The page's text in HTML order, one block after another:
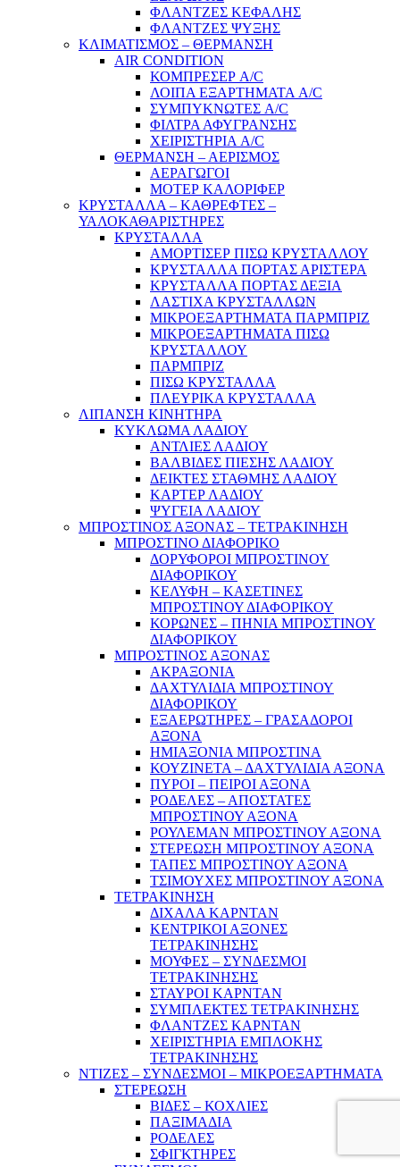
ΦΛΑΝΤΖΕΣ ΚΕΦΑΛΗΣ
ΦΛΑΝΤΖΕΣ ΨΥΞΗΣ
ΚΛΙΜΑΤΙΣΜΟΣ – ΘΕΡΜΑΝΣΗ
AIR CONDITION
ΚΟΜΠΡΕΣΕΡ A/C
ΛΟΙΠΑ ΕΞΑΡΤΗΜΑΤΑ A/C
ΣΥΜΠΥΚΝΩΤΕΣ A/C
ΦΙΛΤΡΑ ΑΦΥΓΡΑΝΣΗΣ
ΧΕΙΡΙΣΤΗΡΙΑ A/C
ΘΕΡΜΑΝΣΗ – ΑΕΡΙΣΜΟΣ
ΑΕΡΑΓΩΓΟΙ
ΜΟΤΕΡ ΚΑΛΟΡΙΦΕΡ
ΚΡΥΣΤΑΛΛΑ – ΚΑΘΡΕΦΤΕΣ –
ΥΑΛΟΚΑΘΑΡΙΣΤΗΡΕΣ
ΚΡΥΣΤΑΛΛΑ
ΑΜΟΡΤΙΣΕΡ ΠΙΣΩ ΚΡΥΣΤΑΛΛΟΥ
ΚΡΥΣΤΑΛΛΑ ΠΟΡΤΑΣ ΑΡΙΣΤΕΡΑ
ΚΡΥΣΤΑΛΛΑ ΠΟΡΤΑΣ ΔΕΞΙΑ
ΛΑΣΤΙΧΑ ΚΡΥΣΤΑΛΛΩΝ
ΜΙΚΡΟΕΞΑΡΤΗΜΑΤΑ ΠΑΡΜΠΡΙΖ
ΜΙΚΡΟΕΞΑΡΤΗΜΑΤΑ ΠΙΣΩ
ΚΡΥΣΤΑΛΛΟΥ
ΠΑΡΜΠΡΙΖ
ΠΙΣΩ ΚΡΥΣΤΑΛΛΑ
ΠΛΕΥΡΙΚΑ ΚΡΥΣΤΑΛΛΑ
ΛΙΠΑΝΣΗ ΚΙΝΗΤΗΡΑ
ΚΥΚΛΩΜΑ ΛΑΔΙΟΥ
ΑΝΤΛΙΕΣ ΛΑΔΙΟΥ
ΒΑΛΒΙΔΕΣ ΠΙΕΣΗΣ ΛΑΔΙΟΥ
ΔΕΙΚΤΕΣ ΣΤΑΘΜΗΣ ΛΑΔΙΟΥ
ΚΑΡΤΕΡ ΛΑΔΙΟΥ
ΨΥΓΕΙΑ ΛΑΔΙΟΥ
ΜΠΡΟΣΤΙΝΟΣ ΑΞΟΝΑΣ – ΤΕΤΡΑΚΙΝΗΣΗ
ΜΠΡΟΣΤΙΝΟ ΔΙΑΦΟΡΙΚΟ
ΔΟΡΥΦΟΡΟΙ ΜΠΡΟΣΤΙΝΟΥ
ΔΙΑΦΟΡΙΚΟΥ
ΚΕΛΥΦΗ – ΚΑΣΕΤΙΝΕΣ
ΜΠΡΟΣΤΙΝΟΥ ΔΙΑΦΟΡΙΚΟΥ
ΚΟΡΩΝΕΣ – ΠΗΝΙΑ ΜΠΡΟΣΤΙΝΟΥ
ΔΙΑΦΟΡΙΚΟΥ
ΜΠΡΟΣΤΙΝΟΣ ΑΞΟΝΑΣ
ΑΚΡΑΞΟΝΙΑ
ΔΑΧΤΥΛΙΔΙΑ ΜΠΡΟΣΤΙΝΟΥ
ΔΙΑΦΟΡΙΚΟΥ
ΕΞΑΕΡΩΤΗΡΕΣ – ΓΡΑΣΑΔΟΡΟΙ
ΑΞΟΝΑ
ΗΜΙΑΞΟΝΙΑ ΜΠΡΟΣΤΙΝΑ
ΚΟΥΖΙΝΕΤΑ – ΔΑΧΤΥΛΙΔΙΑ ΑΞΟΝΑ
ΠΥΡΟΙ – ΠΕΙΡΟΙ ΑΞΟΝΑ
ΡΟΔΕΛΕΣ – ΑΠΟΣΤΑΤΕΣ
ΜΠΡΟΣΤΙΝΟΥ ΑΞΟΝΑ
ΡΟΥΛΕΜΑΝ ΜΠΡΟΣΤΙΝΟΥ ΑΞΟΝΑ
ΣΤΕΡΕΩΣΗ ΜΠΡΟΣΤΙΝΟΥ ΑΞΟΝΑ
ΤΑΠΕΣ ΜΠΡΟΣΤΙΝΟΥ ΑΞΟΝΑ
ΤΣΙΜΟΥΧΕΣ ΜΠΡΟΣΤΙΝΟΥ ΑΞΟΝΑ
ΤΕΤΡΑΚΙΝΗΣΗ
ΔΙΧΑΛΑ ΚΑΡΝΤΑΝ
ΚΕΝΤΡΙΚΟΙ ΑΞΟΝΕΣ
ΤΕΤΡΑΚΙΝΗΣΗΣ
ΜΟΥΦΕΣ – ΣΥΝΔΕΣΜΟΙ
ΤΕΤΡΑΚΙΝΗΣΗΣ
ΣΤΑΥΡΟΙ ΚΑΡΝΤΑΝ
ΣΥΜΠΛΕΚΤΕΣ ΤΕΤΡΑΚΙΝΗΣΗΣ
ΦΛΑΝΤΖΕΣ ΚΑΡΝΤΑΝ
ΧΕΙΡΙΣΤΗΡΙΑ ΕΜΠΛΟΚΗΣ
ΤΕΤΡΑΚΙΝΗΣΗΣ
ΝΤΙΖΕΣ – ΣΥΝΔΕΣΜΟΙ – ΜΙΚΡΟΕΞΑΡΤΗΜΑΤΑ
ΣΤΕΡΕΩΣΗ
ΒΙΔΕΣ – ΚΟΧΛΙΕΣ
ΠΑΞΙΜΑΔΙΑ
ΡΟΔΕΛΕΣ
ΣΦΙΓΚΤΗΡΕΣ